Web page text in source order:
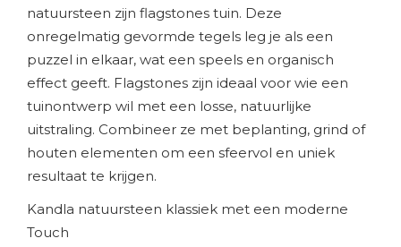
natuursteen zijn flagstones tuin. Deze
onregelmatig gevormde tegels leg je als een
puzzel in elkaar, wat een speels en organisch
effect geeft. Flagstones zijn ideaal voor wie een
tuinontwerp wil met een losse, natuurlijke
uitstraling. Combineer ze met beplanting, grind of
houten elementen om een sfeervol en uniek
resultaat te krijgen.
Kandla natuursteen klassiek met een moderne
Touch